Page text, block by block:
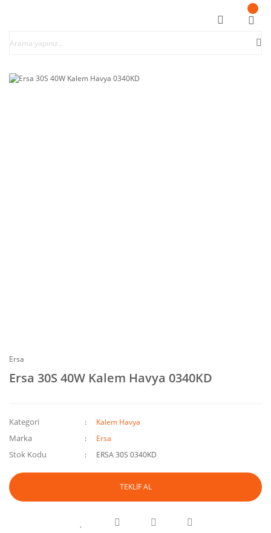
Ersa
Ersa 30S 40W Kalem Havya 0340KD
Kategori Kalem Havya
Marka Ersa
Stok Kodu ERSA 30S 0340KD
TEKLİF AL